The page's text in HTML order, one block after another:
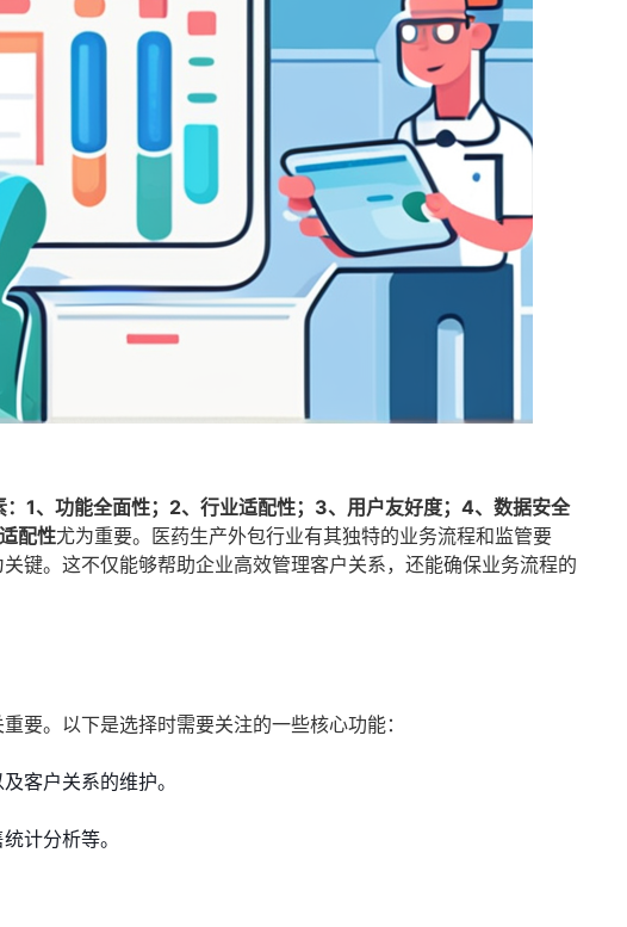
1、功能全面性；2、行业适配性；3、用户友好度；4、数据安全
配性尤为重要。医药生产外包行业有其独特的业务流程和监管要
键。这不仅能够帮助企业高效管理客户关系，还能确保业务流程的
要。以下是选择时需要关注的一些核心功能：
客户关系的维护。
计分析等。